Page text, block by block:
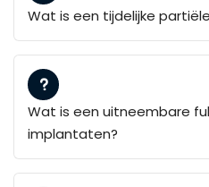
Wat is een tijdelijke
Wat is een uitneembare
implantaten?